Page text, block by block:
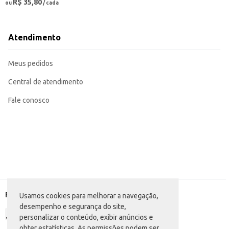
Usamos cookies para melhorar a navegação,
desempenho e segurança do site,
personalizar o conteúdo, exibir anúncios e
ou R$ 35,80/ cada
Atendimento
Meus pedidos
Central de atendimento
Fale conosco
Formas de pagamento